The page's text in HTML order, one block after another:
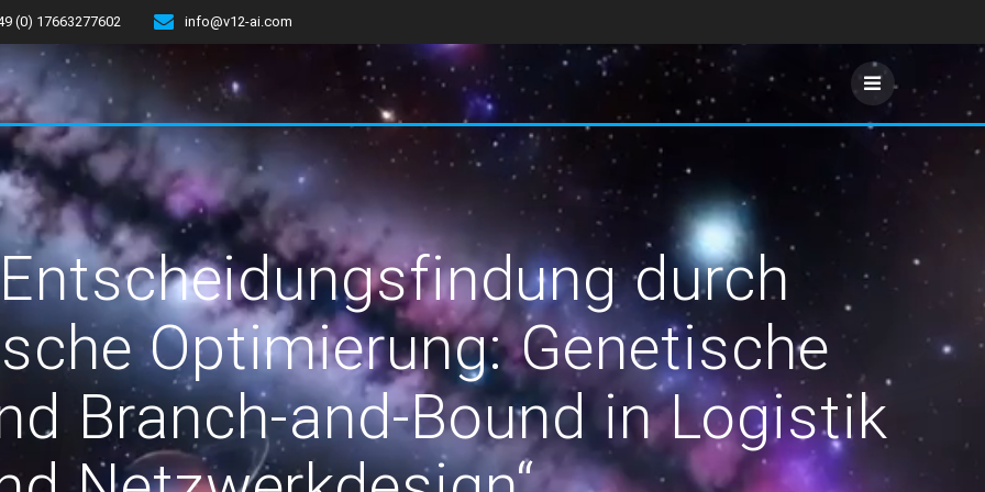
(0) 17663277602 info@v12-ai.com
durch
Optimierung: Genetische
Branch-and-Bound in Logistik